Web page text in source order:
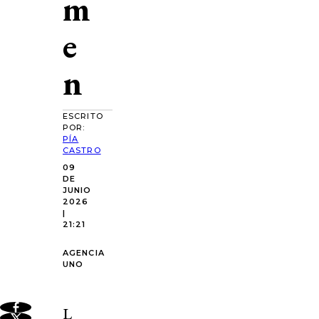
e
n
ESCRITO
POR:
PÍA
CASTRO
09
DE
JUNIO
2026
|
21:21
AGENCIA
UNO
L